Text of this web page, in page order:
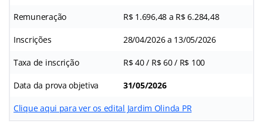
Remuneração R$ 1.696,48 a R$ 6.284,48
Inscrições 28/04/2026 a 13/05/2026
Taxa de inscrição R$ 40 / R$ 60 / R$ 100
Data da prova objetiva 31/05/2026
Clique aqui para ver os edital Jardim Olinda PR